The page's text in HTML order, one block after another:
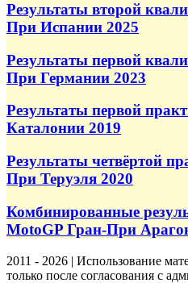
Результаты второй
При Испании 2025
Результаты первой
При Германии 2023
Результаты первой
Каталонии 2019
Результаты четвёртой
При Теруэля 2020
Комбинированные
MotoGP Гран-При
2011 - 2026 | Использование
только после согласования с